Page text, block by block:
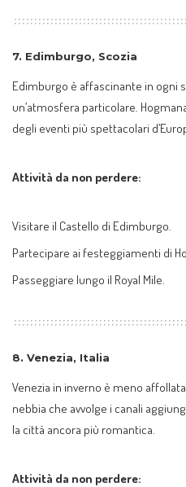
7. Edimburgo, Scozia
Edimburgo è affascinante in ogni
un’atmosfera particolare.
degli eventi più spettacolari
Attività da non perdere:
Visitare il Castello di Edimburgo.
Partecipare ai festeggiamenti di
Passeggiare lungo il Royal Mile.
8. Venezia, Italia
Venezia in inverno è meno
nebbia che avvolge i canali
la città ancora più romantica.
Attività da non perdere: